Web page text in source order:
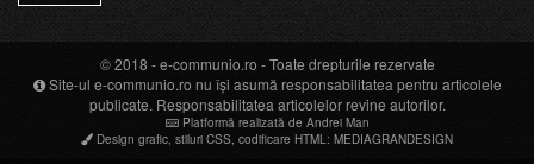
© 2018 -e-communio.ro - Toate drepturile rezervate
Site-ul e-communio.ro nu își asumă responsabilitatea pentru articolele
publicate. Responsabilitatea articolelor revine autorilor.
Platformă realizată de Andrei Man
Design grafic, stiluri CSS, codificare HTML: MEDIAGRANDESIGN